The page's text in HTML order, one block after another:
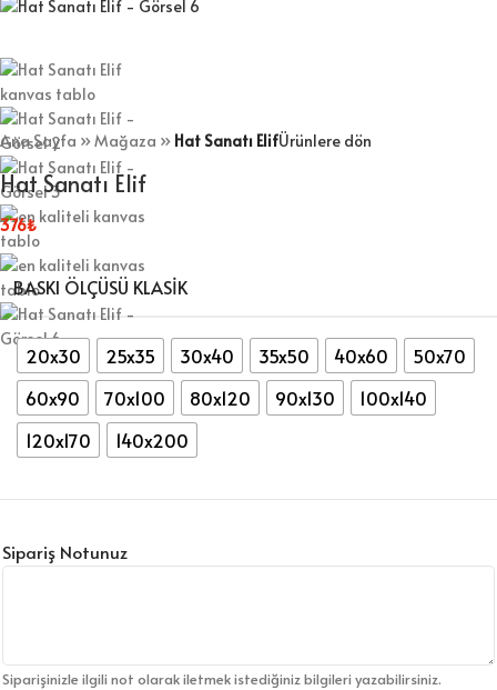
Ana Sayfa »Mağaza » Hat Sanatı ElifÜrünlere dön
Hat Sanatı Elif
376₺
BASKI ÖLÇÜSÜ KLASIK
20x30 25x35 30x40 35x50 40x60
50x70
60x90
70x100 80x120 90x130
100x140
120x170
140x200
Sipariş Notunuz
Siparişinizle ilgili not olarak iletmek istediğiniz bilgileri yazabilirsiniz.